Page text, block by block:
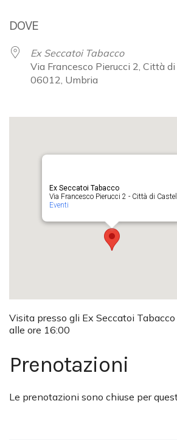
DOVE
Ex Seccatoi Tabacco
Via Francesco Pierucci 2, Città di
06012, Umbria
Ex Seccatoi Tabacco
Via Francesco Pierucci 2 - Città di
Eventi
Visita presso gli Ex Seccatoi
alle ore 16:00
Prenotazioni
Le prenotazioni sono chiuse per